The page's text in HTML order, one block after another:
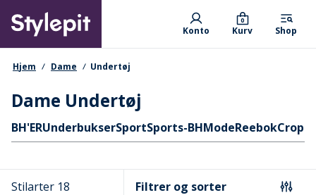
main
content
Primary departments
Konto Kurv
0
Shop
navigationssti
Hjem Dame Undertøj
Dame Undertøj
Hurtige links
BH'ERUnderbukserSportSports-BHModeReebok
Stilarter 18 Filtrer og sorter